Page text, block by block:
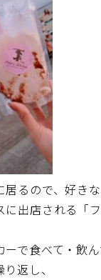
居るので、好き
に出店される「
で食べて・飲
返し、